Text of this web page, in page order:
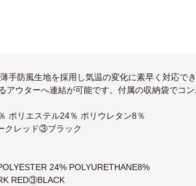
手防風生地を採用し気温の変化に素早く対応で
アウターへ連結が可能です。付属の収納袋でコン
ポリエステル24％ ポリウレタン8％
クレッド③ブラック
24% POLYURETHANE8%
RED③BLACK